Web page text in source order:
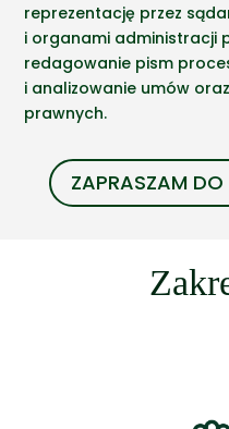
reprezentację przez
i organami administracji
redagowanie pism
i analizowanie umów
prawnych.
ZAPRASZAM